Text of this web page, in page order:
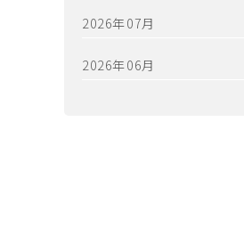
2026年07月
2026年06月